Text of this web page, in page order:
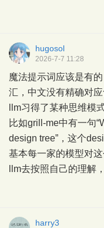
hugosol
2026-7-7 11:28
魔法提示词应该是有
汇，中文没有精确对
llm习得了某种思维模
比如grill-me中有一句
design tree”，这个
基本每一家的模型对
llm去按照自己的理解
harry3